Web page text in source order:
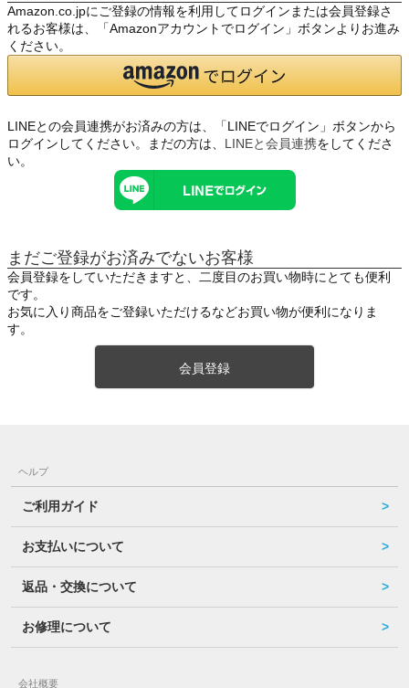
Amazon.co.jpにご登録の情報を利用してログインまたは会員登録さ
れるお客様は、「Amazonアカウントでログイン」ボタンよりお進み
ください。
LINEとの会員連携がお済みの方は、「LINEでログイン」ボタンから
ログインしてください。まだの方は、 LINEと会員連携をしてくださ
い。
まだご登録がお済みでないお客様
会員登録をしていただきますと、二度目のお買い物時にとても便利
です。
お気に入り商品をご登録いただけるなどお買い物が便利になりま
す。
会員登録
ヘルプ
ご利用ガイド
お支払いについて
返品・交換について
お修理について
会社概要